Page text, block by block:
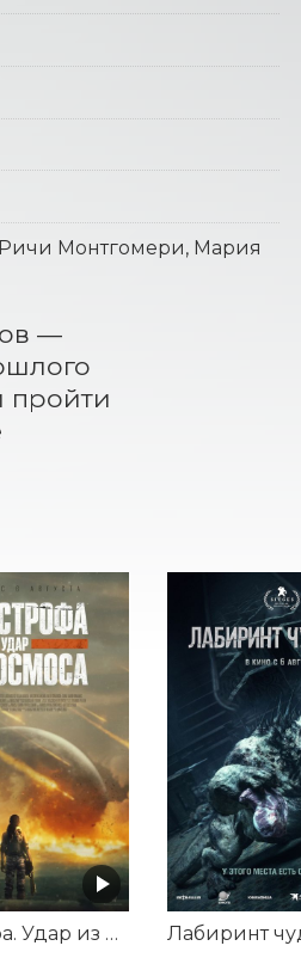
Монтгомери, Мария
—
пройти
Катастрофа. Удар из космоса Лабиринт